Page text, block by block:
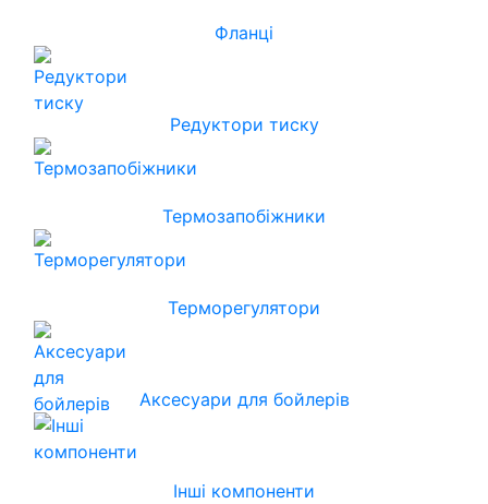
Фланці
Редуктори тиску
Термозапобіжники
Терморегулятори
Аксесуари для бойлерів
Інші компоненти